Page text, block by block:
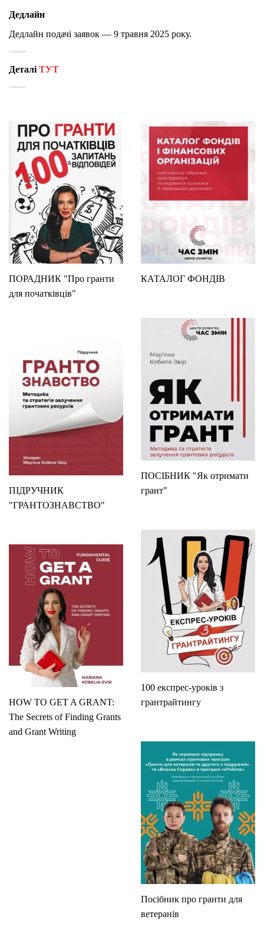
Дедлайн
Дедлайн подачі заявок — 9 травня 2025 року.
Деталі ТУТ
ПОРАДНИК "Про гранти
для початківців"
КАТАЛОГ ФОНДІВ
ПОСІБНИК "Як отримати
грант"
ПІДРУЧНИК
"ГРАНТОЗНАВСТВО"
100 експрес-уроків з
грантрайтингу
HOW TO GET A GRANT:
The Secrets of Finding Grants
and Grant Writing
Посібник про гранти для
ветеранів